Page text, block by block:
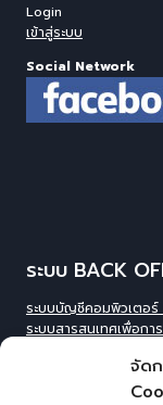
จัด
Login
เข้าสู่ระบบ
Social Network
ระบบ BACK
ระบบบัญชีคอมพิวเตอร์
ระบบสารสนเทศเพื่อก
ระบบข้อมูลบุคลากรอง
ระบบสารสนเทศข้อมู